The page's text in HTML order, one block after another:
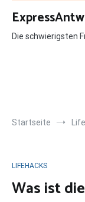
Zum
Inhalt
springen
Die schwierigsten
Startseite
LIFEHACKS
Was ist